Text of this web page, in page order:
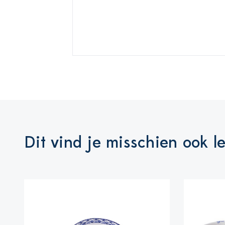
Dit vind je misschien ook